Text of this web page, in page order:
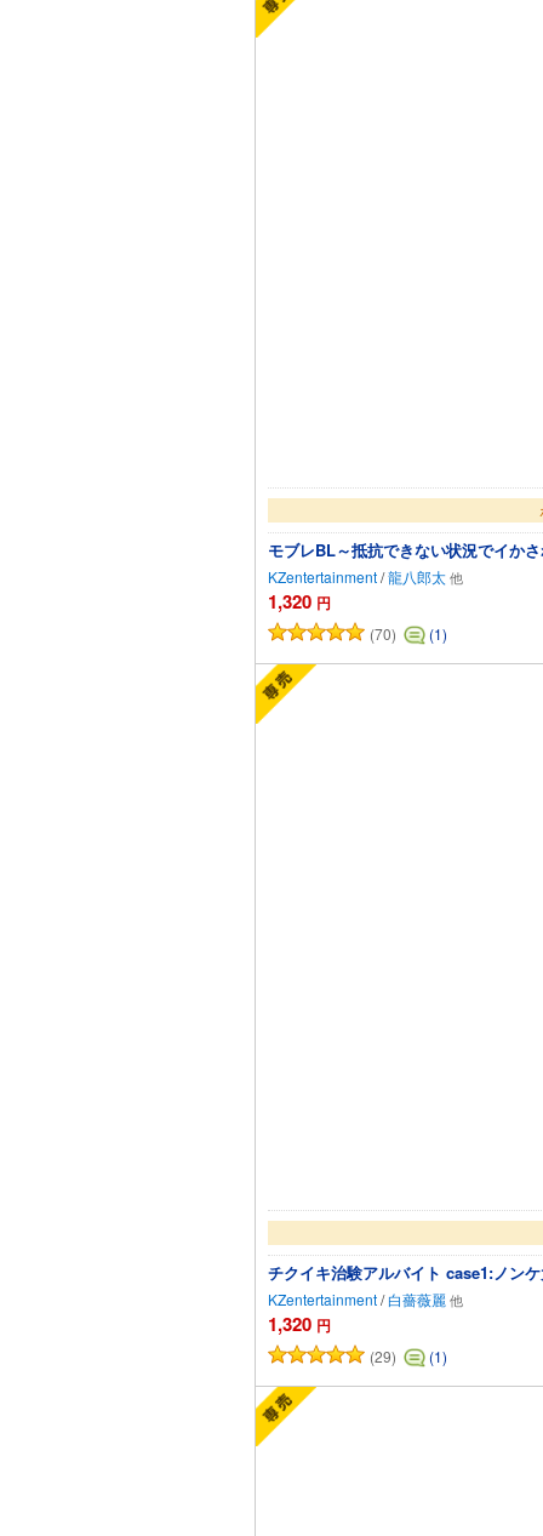
モブレBL～抵抗できない状況でイか
KZentertainment/龍八郎太
1,320 円
(70) (1)
チクイキ治験アルバイト case1:ノン
KZentertainment/白薔薇麗
1,320 円
(29) (1)